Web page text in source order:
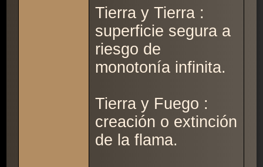
Tierra y Tierra :
superficie segura a
riesgo de
monotonía infinita.
Tierra y Fuego :
creación o extinción
de la flama.